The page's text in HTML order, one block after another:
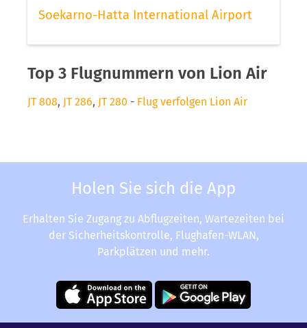
Soekarno-Hatta International Airport
Top 3 Flugnummern von Lion Air
JT 808, JT 286, JT 280 - Flug verfolgen Lion Air
Holen Sie sich die App
Erhalten Sie Zugang zu Abflugzeiten, Wartezeiten bei
der Sicherheitskontrolle, Flughafen-WLAN,
Parkplätzen und mehr.